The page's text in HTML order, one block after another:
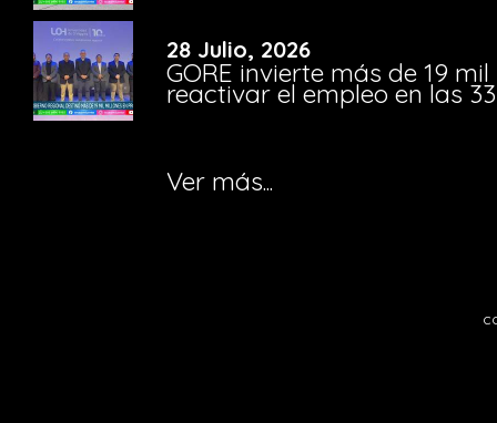
28 Julio, 2026
GORE invierte más de 19
reactivar el empleo en las
Ver más...